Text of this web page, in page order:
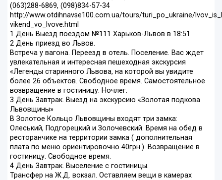
(063)288-6869, (098)834-57-34
http://www.otdihnavse100.com.ua/tours/turi_po_ukraine/
vikend_vo_lvove.html
1 День Выезд поездом №111 Харьков-Львов в 18:51
2 День приезд во Львов.
Встреча у вагона. Переезд в отель. Поселение. Вас ждет
увлекательная и интересная пешеходная экскурсия
«Легенды старинного Львова, на которой вы увидите
более 26 объектов. Свободное время. Самостоятельное
возвращение в гостиницу. Ночлег.
3 День Завтрак. Выезд на экскурсию «Золотая подкова
Львовщины»
В Золотое Кольцо Львовщины входят три замка:
Олеський, Подгорецкий и Золочевский. Время на обед в
ресторанчике на территории замка ( дополнительная
плата по меню ориентировочно 40грн.). Возвращение в
гостиницу. Свободное время.
4 День Завтрак. Выселение с гостиницы.
Трансфер на Ж.Д. вокзал. Оставляем вещи в камерах